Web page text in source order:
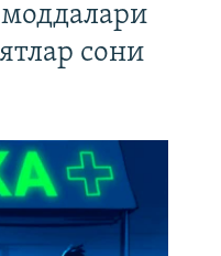
сони